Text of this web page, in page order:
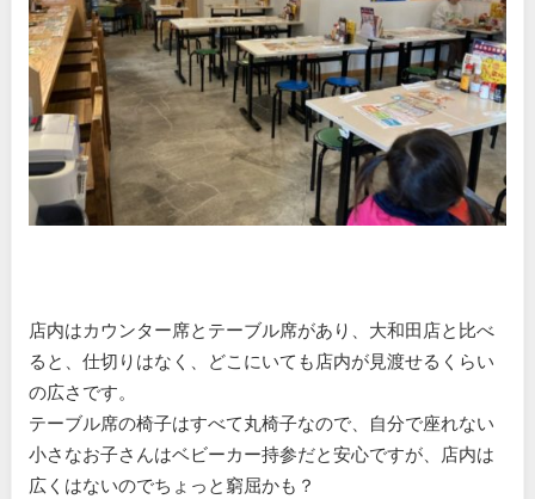
店内はカウンター席とテーブル席があり、大和田店と比べ
ると、仕切りはなく、どこにいても店内が見渡せるくらい
の広さです。
テーブル席の椅子はすべて丸椅子なので、自分で座れない
小さなお子さんはベビーカー持参だと安心ですが、店内は
広くはないのでちょっと窮屈かも？